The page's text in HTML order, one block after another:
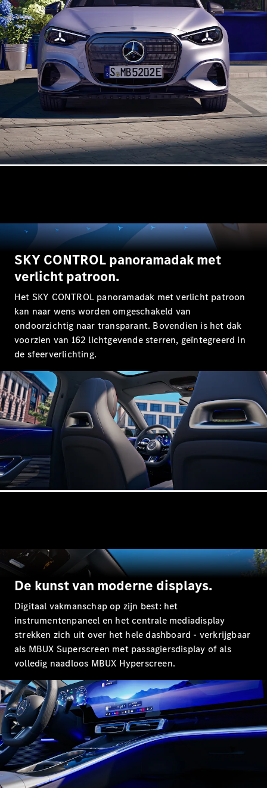
GLC
GLC Coupé
GLE
GLE
Nieuw
GLE Coupé
GLE
Coupé
Nieuw
GLS Nieuw
Mercedes-
Maybach
GLS SUV
Nieuw
G-Klasse
Terreinwagen
Elektrisch
Mercedes-
Benz Store
Estate
Alle Estates
CLA
Brake
CLA
Shooting
Brake
C-Klasse
Estate
Estate
E-Klasse
All-Terrain
Benz Store
Hatchback
Alle
Hatchbacks
A-Klasse
Hatchback
B-Klasse
Configurator
Mercedes-
Benz Store
Coupé
SKY CONTROL panoramadak met
verlicht patroon.
Het SKY CONTROL panoramadak met verlicht patroon
kan naar wens worden omgeschakeld van
ondoorzichtig naar transparant. Bovendien is het dak
voorzien van 162 lichtgevende sterren, geïntegreerd in
de sfeerverlichting.
De kunst van moderne displays.
Digitaal vakmanschap op zijn best: het
instrumentenpaneel en het centrale mediadisplay
strekken zich uit over het hele dashboard - verkrijgbaar
als MBUX Superscreen met passagiersdisplay of als
volledig naadloos MBUX Hyperscreen.